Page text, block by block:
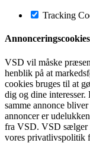
Tracking
Annonceringscookies
VSD vil måske
henblik på at
cookies bruges til at
dig og dine
samme annonce
annoncer er
fra VSD. VSD sælger
vores privatlivspolitik